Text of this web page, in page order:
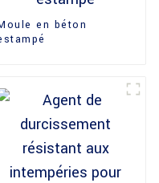
en béton